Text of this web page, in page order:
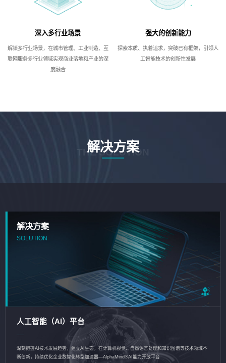
深入多行业场景
解锁多行业场景，在城市管理、工业制造、互
联网服务多行业领域实现商业落地和产业的深
度融合
强大的创新能力
探索本质、执着追求，突破已有框架，引领人
工智能技术的创新性发展
解决方案
THE SOLUTION
解决方案
SOLUTION
人工智能（AI）平台
深刻把握AI技术发展趋势，建立AI生态，在计算机视觉、自然语言处理和知识图谱等技术领域不
断创新，持续优化企业数智化转型加速器—AlphaMind®AI能力开放平台